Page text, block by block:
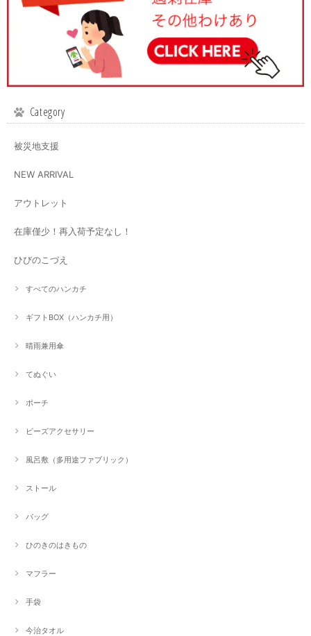
Category
被災地支援
NEW ARRIVAL
アウトレット
在庫僅少！再入荷予定なし！
ひびのこづえ
すべてのハンカチ
ギフトBOX（ハンカチ用）
晴雨兼用傘
てぬぐい
ポーチ
ビーズアクセサリー
風呂敷（多用途ファブリック）
ストール
バッグ
ひのきのはきもの
マフラー
手袋
今治タオル